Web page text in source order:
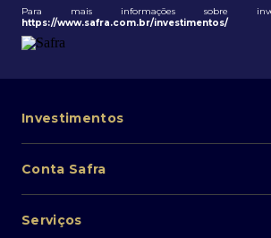
Para mais informações sobre
https://www.safra.com.br/investimentos/
Investimentos
Lista de fundos de investimento
Conta Safra
Pessoa Física
Serviços